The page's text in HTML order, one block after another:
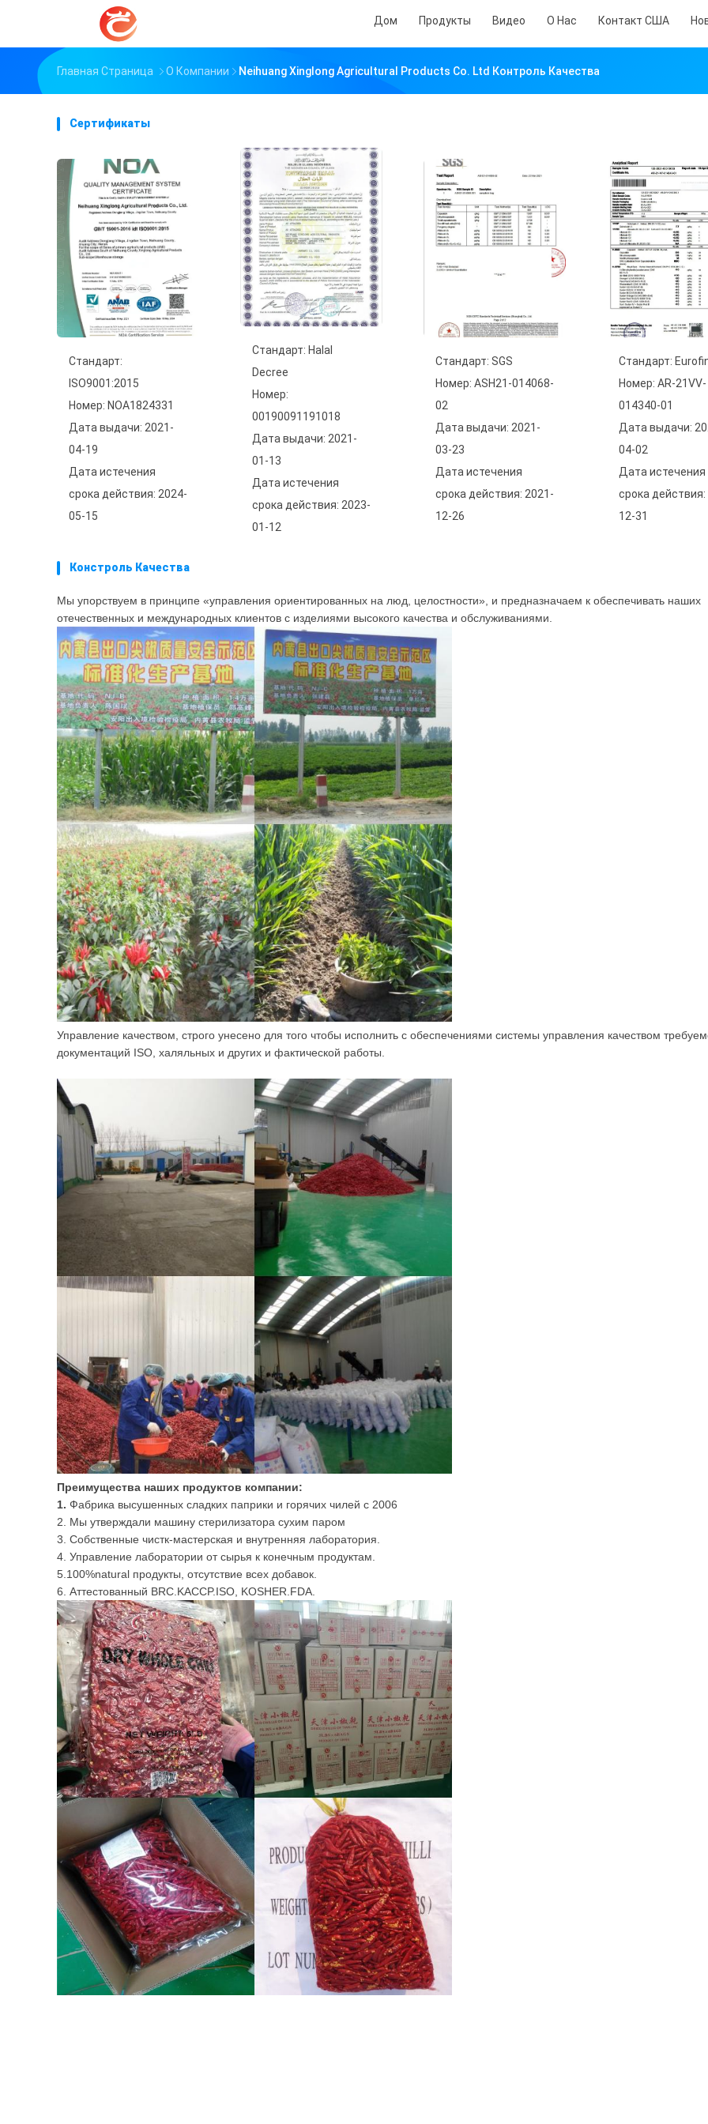
Дом Продукты Видео О Нас Контакт США
Главная Страница О Компании Neihuang Xinglong Agricultural Products Co. Ltd Контроль Качества
Сертификаты
Стандарт:
ISO9001:2015
Номер: NOA1824331
Дата выдачи: 2021-
04-19
Дата истечения
срока действия: 2024-
05-15
Стандарт: Halal
Decree
Номер:
00190091191018
Дата выдачи: 2021-
01-13
Дата истечения
срока действия: 2023-
01-12
Стандарт: SGS
Номер: ASH21-014068-
02
Дата выдачи: 2021-
03-23
Дата истечения
срока действия: 2021-
12-26
Стандарт:
Номер: AR-21VV-
014340-01
Дата выдачи:
04-02
Дата истечения
срока
12-31
Констроль Качества
Мы упорствуем в принципе «управления ориентированных на люд, целостности», и предназначаем к обеспечивать наших
отечественных и международных клиентов с изделиями высокого качества и обслуживаниями.
Управление качеством, строго унесено для того чтобы исполнить с обеспечениями системы управления качеством
документаций ISO, халяльных и других и фактической работы.
Преимущества наших продуктов компании:
1. Фабрика высушенных сладких паприки и горячих чилей с 2006
2. Мы утверждали машину стерилизатора сухим паром
3. Собственные чистк-мастерская и внутренняя лаборатория.
4. Управление лаборатории от сырья к конечным продуктам.
5.100%natural продукты, отсутствие всех добавок.
6. Аттестованный BRC.KACCP.ISO, KOSHER.FDA.